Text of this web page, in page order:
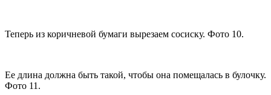
Теперь из коричневой бумаги вырезаем сосиску. Фото 10.
Ее длина должна быть такой, чтобы она помещалась в булочку.
Фото 11.